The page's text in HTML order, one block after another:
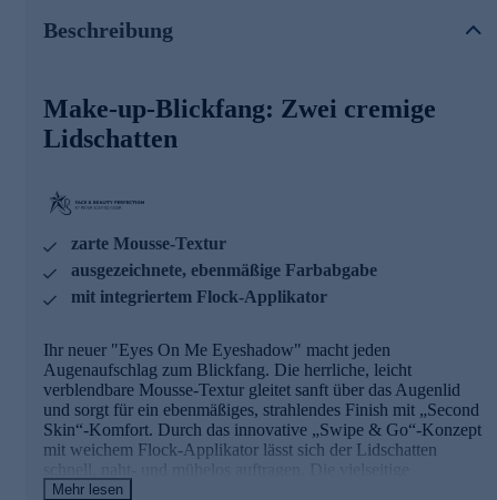
Make-up-Artist.
Beschreibung
Make-up-Blickfang: Zwei cremige
Lidschatten
zarte Mousse-Textur
ausgezeichnete, ebenmäßige Farbabgabe
mit integriertem Flock-Applikator
Ihr neuer "Eyes On Me Eyeshadow" macht jeden
Augenaufschlag zum Blickfang. Die herrliche, leicht
verblendbare Mousse-Textur gleitet sanft über das Augenlid
und sorgt für ein ebenmäßiges, strahlendes Finish mit „Second
Skin“-Komfort. Durch das innovative „Swipe & Go“-Konzept
mit weichem Flock-Applikator lässt sich der Lidschatten
schnell, naht- und mühelos auftragen. Die vielseitige
Farbauswahl, abgestimmt auf alle Augenfarben und Hauttöne,
Mehr lesen